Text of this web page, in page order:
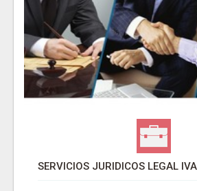
SERVICIOS JURIDICOS LEGAL